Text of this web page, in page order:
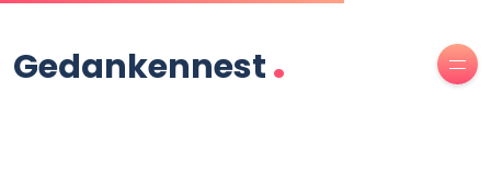
Gedankennest.